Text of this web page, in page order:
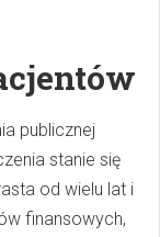
publicznej
stanie się
od wielu lat i
finansowych,